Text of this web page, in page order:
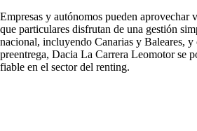
Empresas y autónomos pueden aprovechar
que particulares disfrutan de una gestión
nacional, incluyendo Canarias y Baleares, y
preentrega, Dacia La Carrera Leomotor se
fiable en el sector del renting.